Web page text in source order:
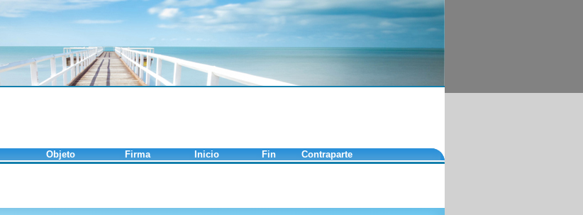
Objeto Firma Inicio Fin Contraparte